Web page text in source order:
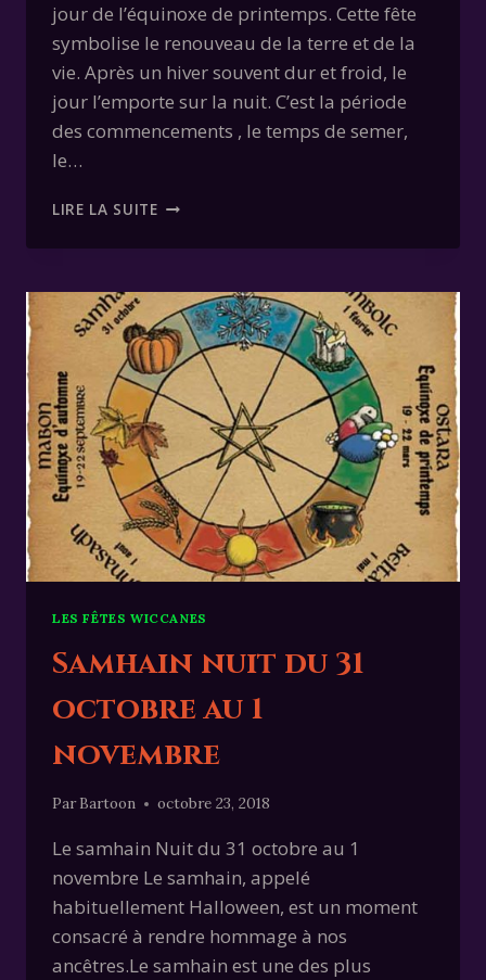
jour de l’équinoxe de printemps. Cette fête
symbolise le renouveau de la terre et de la
vie. Après un hiver souvent dur et froid, le
jour l’emporte sur la nuit. C’est la période
des commencements , le temps de semer,
le…
LIRE LA SUITEOSTARA
MARS
LES FÊTES WICCANES
Samhain nuit du 31
octobre au 1
novembre
Par Bartoon octobre 23, 2018
Le samhain Nuit du 31 octobre au 1
novembre Le samhain, appelé
habituellement Halloween, est un moment
consacré à rendre hommage à nos
ancêtres.Le samhain est une des plus